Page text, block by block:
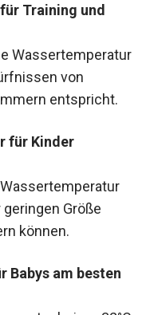
Training und
Wassertemperatur
von
entspricht.
für Kinder
geringen Größe
können.
Babys am besten